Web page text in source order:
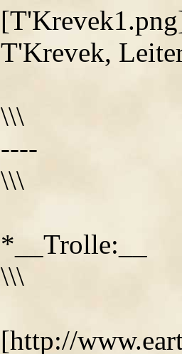
T'Krevek,
\\\
----
\\\
*__Trolle:__
\\\
[http://